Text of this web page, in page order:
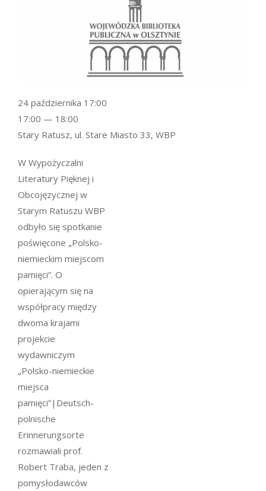
W Wypożyczalni
Literatury Pięknej i
Obcojęzycznej w
Starym Ratuszu WBP
odbyło się spotkanie
poświęcone „Polsko-
niemieckim miejscom
pamięci”. O
opierającym się na
współpracy między
dwoma krajami
projekcie
wydawniczym
„Polsko-niemieckie
miejsca
pamięci”|Deutsch-
polnische
Erinnerungsorte
rozmawiali prof.
Robert Traba, jeden z
pomysłodawców
24 października 17:00
17:00 — 18:00
Stary Ratusz, ul. Stare Miasto 33, WBP